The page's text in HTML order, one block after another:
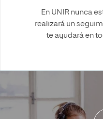
En UNIR nunca
realizará un
te ayudará en